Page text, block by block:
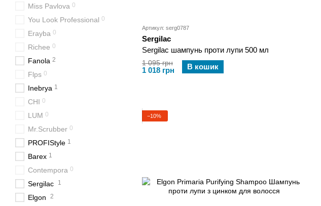
Артикул: serg0787
Sergilac
Sergilac шампунь проти лупи 500 мл
1 095 грн
1 018 грн В кошик
−10%
Miss Pavlova 0
You Look Professional 0
Erayba 0
Richee 0
Fanola 2
Flps 0
Inebrya 1
CHI 0
LUM 0
Mr.Scrubber 0
PROFIStyle 1
Barex 1
Contempora 0
Sergilac 1
Elgon 2